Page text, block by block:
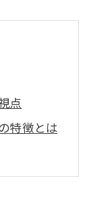
点
特徴とは
点